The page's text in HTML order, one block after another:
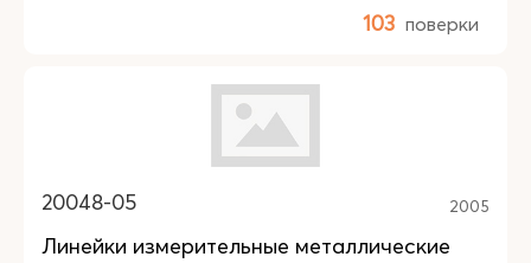
103 поверки
20048-05 2005
Линейки измерительные металлические